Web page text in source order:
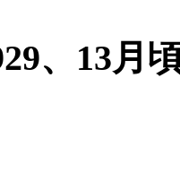
、13月